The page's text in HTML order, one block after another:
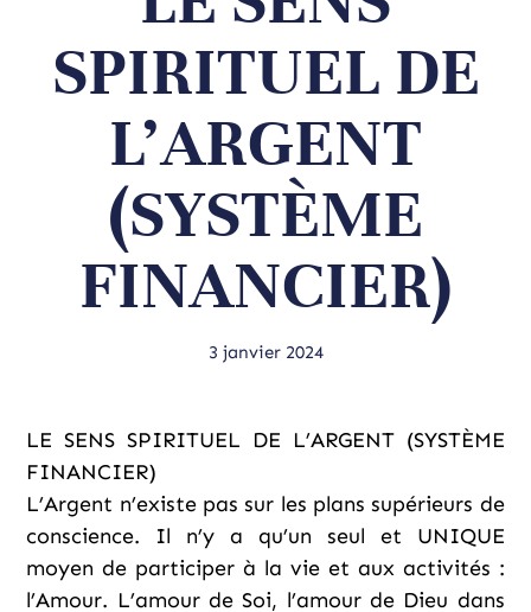
SPIRITUEL DE
L’ARGENT
(SYSTÈME
FINANCIER)
3 janvier 2024
LE SENS SPIRITUEL DE L’ARGENT (SYSTÈME
FINANCIER)
L’Argent n’existe pas sur les plans supérieurs de
conscience. Il n’y a qu’un seul et UNIQUE
moyen de participer à la vie et aux activités :
l’Amour. L’amour de Soi, l’amour de Dieu dans